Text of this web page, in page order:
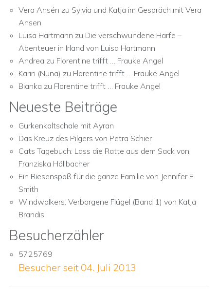
Vera Ansén zu Sylvia und Katja im Gespräch mit Vera
Ansen
Luisa Hartmann zu Die verschwundene Harfe –
Abenteuer in Irland von Luisa Hartmann
Andrea zu Florentine trifft … Frauke Angel
Karin (Nuna) zu Florentine trifft … Frauke Angel
Bianka zu Florentine trifft … Frauke Angel
Neueste Beiträge
Gurkenkaltschale mit Ayran
Das Kreuz des Pilgers von Petra Schier
Cats Tagebuch: Lass die Ratte aus dem Sack von
Franziska Höllbacher
Ein Riesenspaß für die ganze Familie von Jennifer E.
Smith
Windwalkers: Verborgene Flügel (Band 1) von Katja
Brandis
Besucherzähler
5725769
Besucher seit 04. Juli 2013